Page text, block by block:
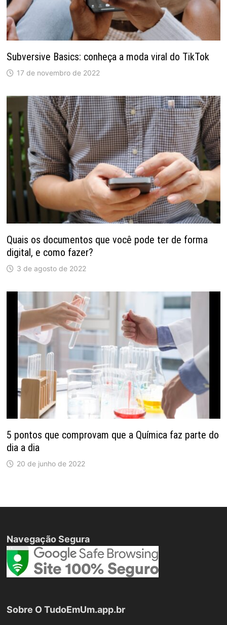
Subversive Basics: conheça a moda viral do TikTok
17 de novembro de 2022
Quais os documentos que você pode ter de forma
digital, e como fazer?
3 de agosto de 2022
5 pontos que comprovam que a Química faz parte do
dia a dia
20 de junho de 2022
Navegação Segura
Sobre O TudoEmUm.app.br